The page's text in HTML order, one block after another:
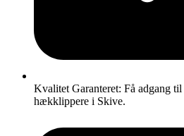
Kvalitet Garanteret: Få adgang
hækklippere i Skive.